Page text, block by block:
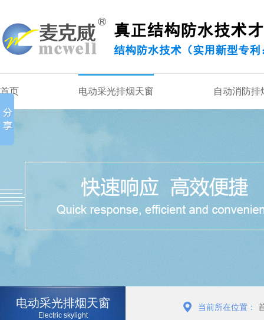
首页 电动采光排烟天窗 自动消防排
当前所在位置：
电动采光排烟天窗
Electric skylight